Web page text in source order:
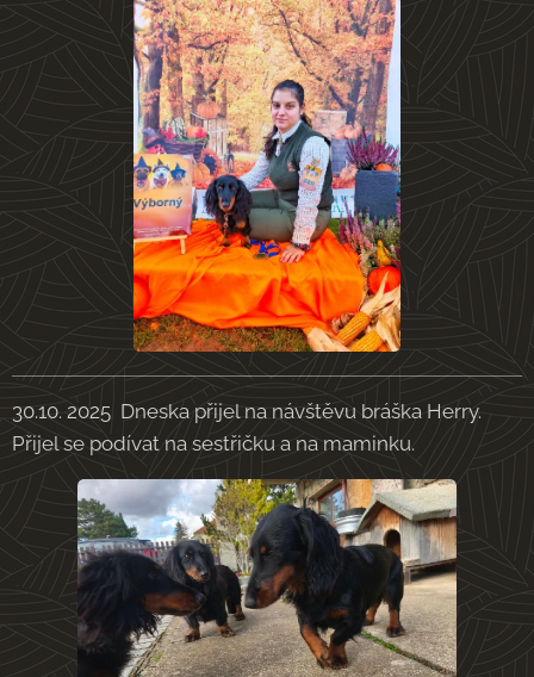
30.10. 2025 Dneska přijel na návštěvu bráška Herry.
Přijel se podívat na sestřičku a na maminku.